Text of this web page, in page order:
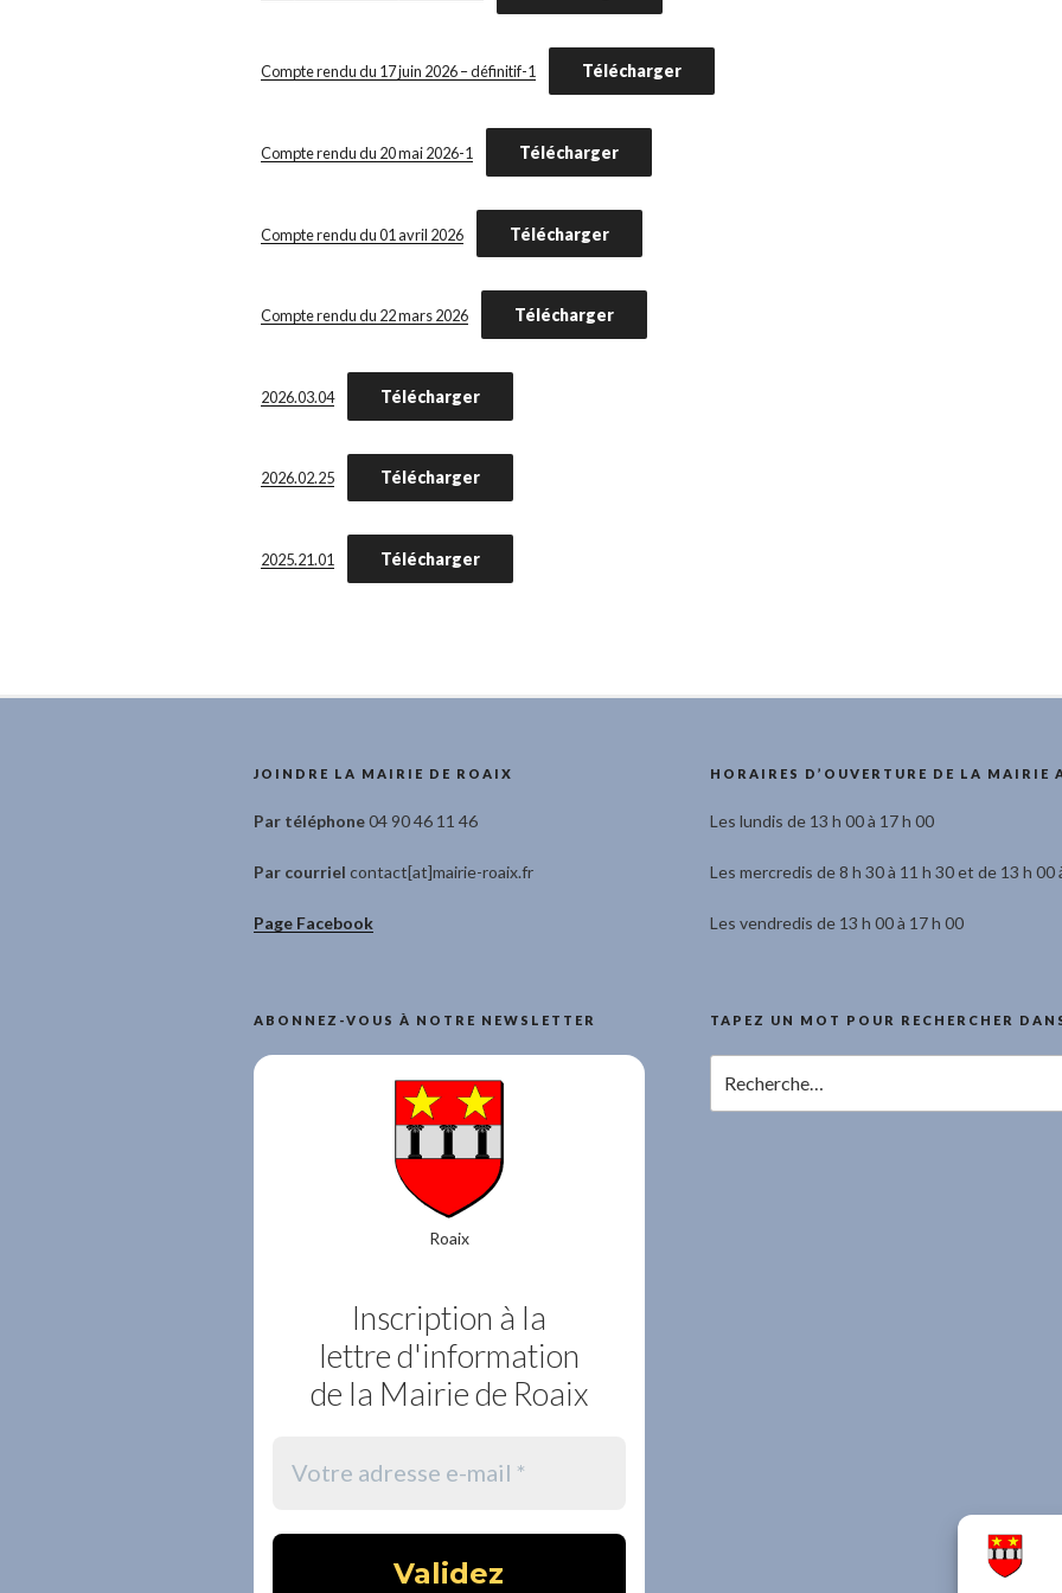
Compte rendu du 17 juin 2026 – définitif-1 Télécharger
Compte rendu du 20 mai 2026-1 Télécharger
Compte rendu du 01 avril 2026 Télécharger
Compte rendu du 22 mars 2026 Télécharger
2026.03.04 Télécharger
2026.02.25 Télécharger
2025.21.01 Télécharger
JOINDRE LA MAIRIE DE ROAIX
Par téléphone04 90 46 11 46
Par courriel contact[at]mairie-roaix.fr
Page Facebook
ABONNEZ-VOUS À NOTRE NEWSLETTER
Roaix
Inscription à la
lettre d'information
de la Mairie de Roaix
HORAIRES D’OUVERTURE DE LA MAIRIE
Les lundis de 13 h 00 à 17 h 00
Les mercredis de 8 h 30 à 11 h 30 et de 13 h 00
Les vendredis de 13 h 00 à 17 h 00
TAPEZ UN MOT POUR RECHERCHER
pour
: